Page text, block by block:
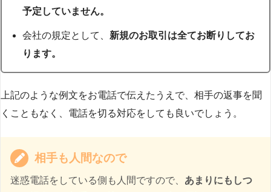
予定していません。
会社の規定として、 新規のお取引は全てお断りしてお
ります。
上記のような例文をお電話で伝えたうえで、相手の返事を聞
くこともなく、電話を切る対応をしても良いでしょう。
相手も人間なので
迷惑電話をしている側も人間ですので、 あまりにもしつ